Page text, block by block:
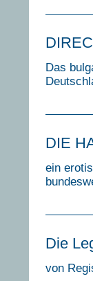
Das
DIE
ein
Die
von